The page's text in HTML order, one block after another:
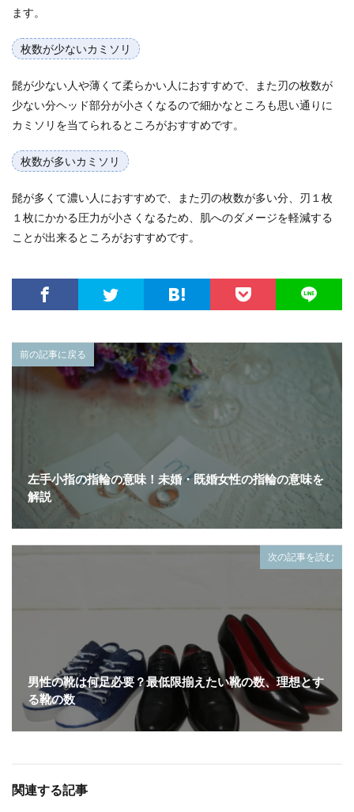
ます。
枚数が少ないカミソリ
髭が少ない人や薄くて柔らかい人におすすめで、また刃の枚数が
少ない分ヘッド部分が小さくなるので細かなところも思い通りに
カミソリを当てられるところがおすすめです。
枚数が多いカミソリ
髭が多くて濃い人におすすめで、また刃の枚数が多い分、刃１枚
１枚にかかる圧力が小さくなるため、肌へのダメージを軽減する
ことが出来るところがおすすめです。
前の記事に戻る
左手小指の指輪の意味！未婚・既婚女性の指輪の意味を
解説
次の記事を読む
男性の靴は何足必要？最低限揃えたい靴の数、理想とす
る靴の数
関連する記事